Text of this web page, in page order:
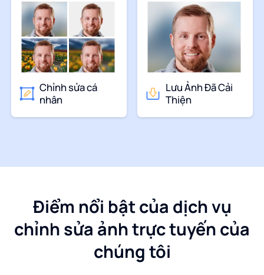
Chỉnh sửa cá
nhân
Lưu Ảnh Đã Cải
Thiện
Điểm nổi bật của dịch vụ
chỉnh sửa ảnh trực tuyến của
chúng tôi